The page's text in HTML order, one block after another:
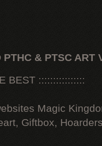
PTHC & PTSC ART
BEST ::::::::::::::::
Magic
Giftbox,